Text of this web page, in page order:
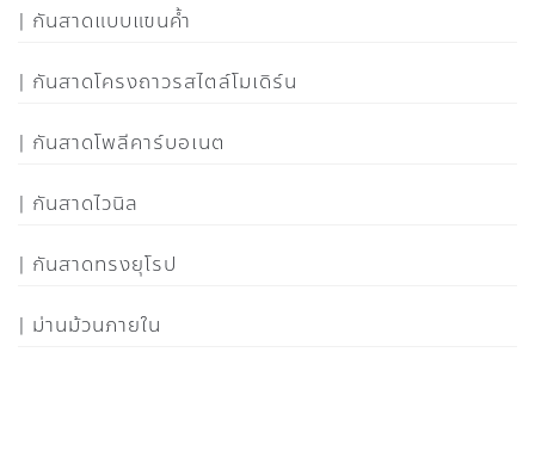
กันสาดแบบแขนค้ำ
กันสาดโครงถาวรสไตล์โมเดิร์น
กันสาดโพลีคาร์บอเนต
กันสาดไวนิล
กันสาดทรงยุโรป
ม่านม้วนภายใน